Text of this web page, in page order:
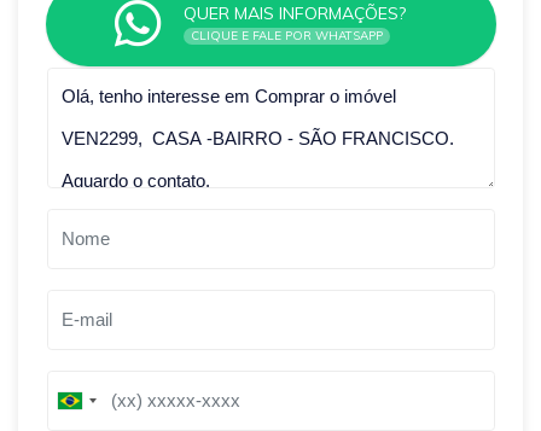
QUER MAIS INFORMAÇÕES?
CLIQUE E FALE POR WHATSAPP
B